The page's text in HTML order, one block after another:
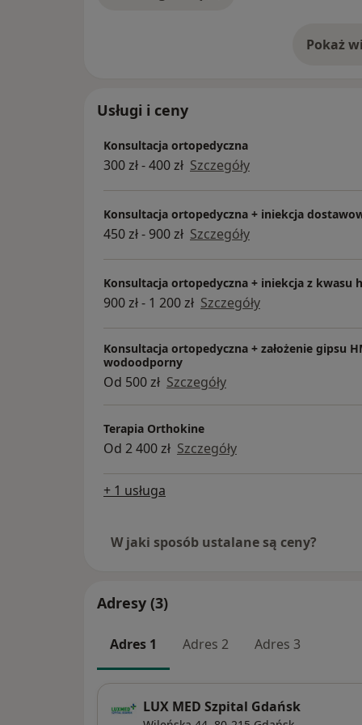
Innovation in intramedullary nailing – kurs
Cycle for Science, z Amsterdamu do
Kursy kadawerowe, instruktor i
Artroskopia stawu kolanowego: szycie
Artroskopia stawu skokowego:
piętowej artrodeza stawu podskokowego
Współpraca z Polskim Związkiem
Lekarz turnieju Davis Cup Warszawa, 2013
KONGRESY
European Society of Sports
Polish Arthroscopy Society PTArtro Łódź,
European Society of Sports Traumatology,
Barcelona, Spain 2016
International Society of Arthroscopy,
Medicine ISAKOS Lyon, France 2015
American Academy of Orthopaedic
Pokaż o
Usługi i ceny
Konsultacja ortopedyczna
300 zł - 400 zł Szczegóły
Konsultacja ortopedyczna + iniekcja
450 zł - 900 zł Szczegóły
Konsultacja ortopedyczna + iniekcja z kwasu
900 zł - 1 200 zł Szczegóły
Konsultacja ortopedyczna + założenie gipsu
wodoodporny
Od 500 zł Szczegóły
Terapia Orthokine
Od 2 400 zł Szczegóły
+ 1 usługa
W jaki sposób ustalane są ceny?
Adresy (3)
Adres 1 Adres 2 Adres 3
LUX MED Szpital Gdańsk